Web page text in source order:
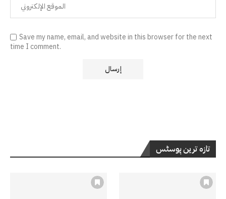
Save my name, email, and website in this browser for the next
time I comment.
تازہ ترین پوسٹس